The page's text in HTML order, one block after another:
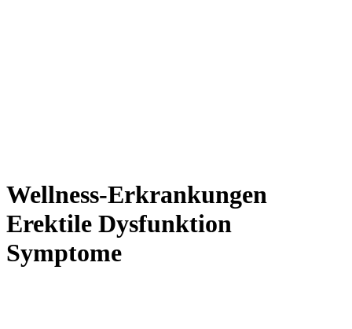
Wellness-Erkrankungen
Erektile Dysfunktion
Symptome